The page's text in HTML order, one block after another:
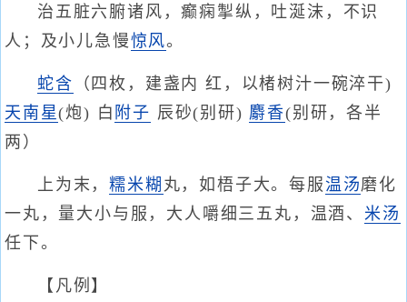
治五脏六腑诸风，癫痫掣纵，吐涎沫，不识
人；及小儿急慢惊风。
蛇含 （四枚，建盏内 红，以楮树汁一碗淬干)
天南星(炮) 白 附子 辰砂(别研) 麝香(别研，各半
两）
上为末，糯米糊 丸，如梧子大。每服温汤磨化
一丸，量大小与服，大人嚼细三五丸，温酒、 米汤
任下。
【凡例】